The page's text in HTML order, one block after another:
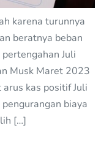
karena turunnya
beratnya beban
Juli
Musk Maret 2023
kas positif Juli
biaya
[…]